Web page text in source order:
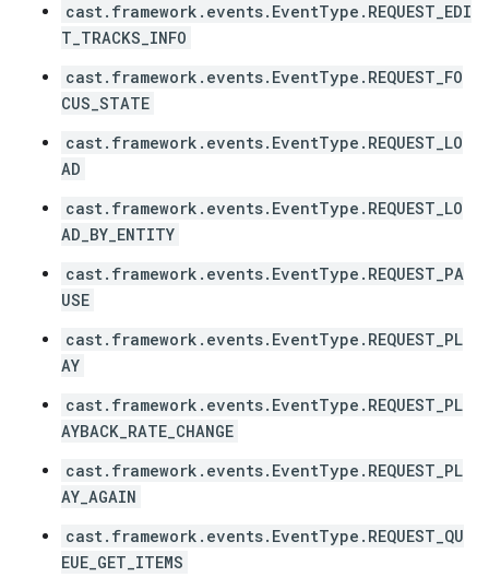
cast.framework.events.EventType.REQUEST_EDI
T_TRACKS_INFO
cast.framework.events.EventType.REQUEST_FO
CUS_STATE
cast.framework.events.EventType.REQUEST_LO
AD
cast.framework.events.EventType.REQUEST_LO
AD_BY_ENTITY
cast.framework.events.EventType.REQUEST_PA
USE
cast.framework.events.EventType.REQUEST_PL
AY
cast.framework.events.EventType.REQUEST_PL
AYBACK_RATE_CHANGE
cast.framework.events.EventType.REQUEST_PL
AY_AGAIN
cast.framework.events.EventType.REQUEST_QU
EUE_GET_ITEMS